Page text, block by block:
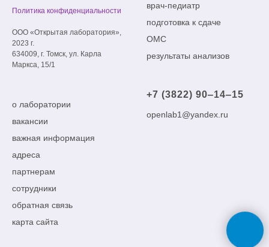
Политика конфиденциальности
ООО «Открытая лаборатория»,
2023 г.
634009, г. Томск, ул. Карла
Маркса, 15/1
врач-педиатр
подготовка к сдаче
ОМС
результаты анализов
о лаборатории
вакансии
важная информация
адреса
партнерам
сотрудники
обратная связь
карта сайта
+7 (3822) 90‒14‒15
openlab1@yandex.ru